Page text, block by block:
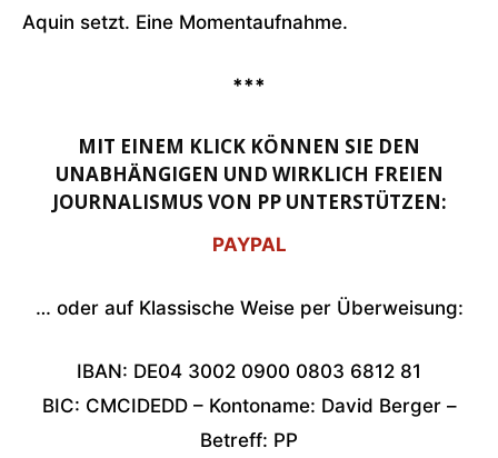
Aquin setzt. Eine Momentaufnahme.
***
MIT EINEM KLICK KÖNNEN SIE DEN
UNABHÄNGIGEN UND WIRKLICH FREIEN
JOURNALISMUS VON PP UNTERSTÜTZEN:
PAYPAL
… oder auf Klassische Weise per Überweisung:
IBAN: DE04 3002 0900 0803 6812 81
BIC: CMCIDEDD – Kontoname: David Berger –
Betreff: PP